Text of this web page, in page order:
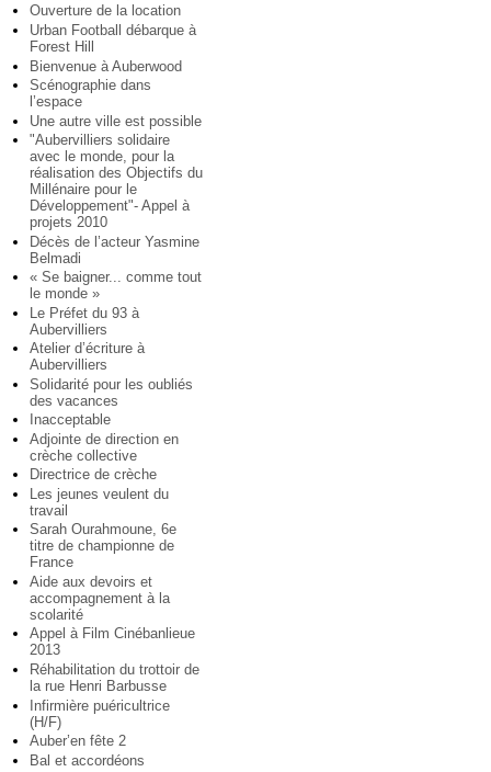
Ouverture de la location
Urban Football débarque à
Forest Hill
Bienvenue à Auberwood
Scénographie dans
l’espace
Une autre ville est possible
"Aubervilliers solidaire
avec le monde, pour la
réalisation des Objectifs du
Millénaire pour le
Développement"- Appel à
projets 2010
Décès de l’acteur Yasmine
Belmadi
« Se baigner... comme tout
le monde »
Le Préfet du 93 à
Aubervilliers
Atelier d’écriture à
Aubervilliers
Solidarité pour les oubliés
des vacances
Inacceptable
Adjointe de direction en
crèche collective
Directrice de crèche
Les jeunes veulent du
travail
Sarah Ourahmoune, 6e
titre de championne de
France
Aide aux devoirs et
accompagnement à la
scolarité
Appel à Film Cinébanlieue
2013
Réhabilitation du trottoir de
la rue Henri Barbusse
Infirmière puéricultrice
(H/F)
Auber’en fête 2
Bal et accordéons